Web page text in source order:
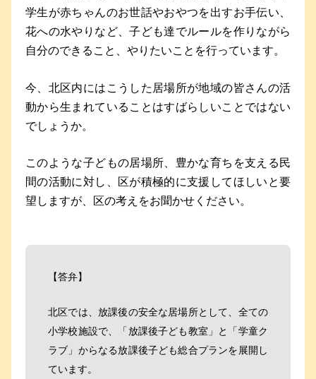
学生が赤ちゃんのお世話やおやつを出すお手伝い、
花への水やりなど、子ども達でルールを作りながら
自分のできること、やりたいことを行っています。
今、北区内にはこうした居場所が地域の皆さんの活
動から生まれていることはすばらしいことではない
でしょうか。
このような子どもの居場所、豊かな育ちを支える民
間の活動に対し、区が積極的に支援してほしいと要
望しますが、区の考えをお聞かせください。
【答弁】
北区では、放課後の安全な居場所として、全ての
小学校施設で、「放課後子ども教室」と「学童ク
ラブ」からなる放課後子ども総合プランを展開し
ています。